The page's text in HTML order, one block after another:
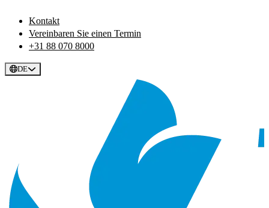
Kontakt
Vereinbaren Sie einen Termin
+31 88 070 8000
DE